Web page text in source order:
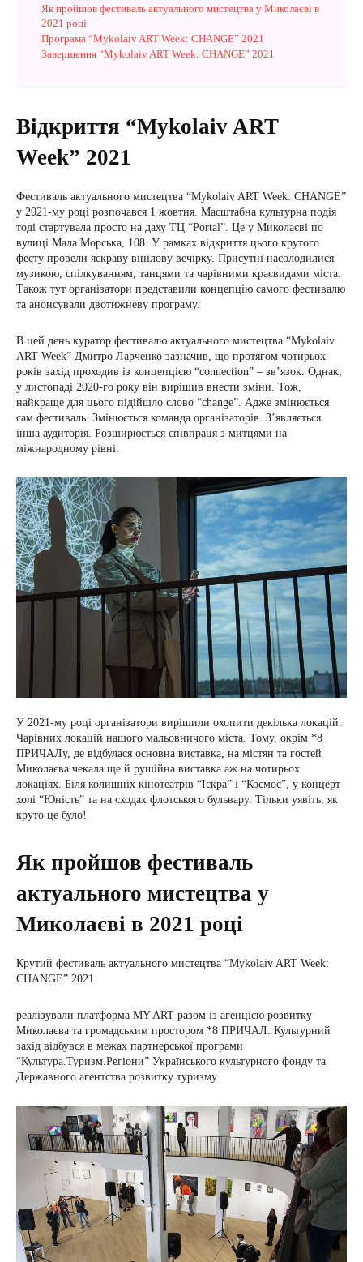
Як пройшов фестиваль актуального мистецтва у Миколаєві в
2021 році
Програма “Mykolaiv ART Week: CHANGE” 2021
Завершення “Mykolaiv ART Week: CHANGE” 2021
Відкриття “Mykolaiv ART
Week” 2021
Фестиваль актуального мистецтва “Mykolaiv ART Week: CHANGE”
у 2021-му році розпочався 1 жовтня. Масштабна культурна подія
тоді стартувала просто на даху ТЦ “Portal”. Це у Миколаєві по
вулиці Мала Морська, 108. У рамках відкриття цього крутого
фесту провели яскраву вінілову вечірку. Присутні насолодилися
музикою, спілкуванням, танцями та чарівними краєвидами міста.
Також тут організатори представили концепцію самого фестивалю
та анонсували двотижневу програму.
В цей день куратор фестивалю актуального мистецтва “Mykolaiv
ART Week” Дмитро Ларченко зазначив, що протягом чотирьох
років захід проходив із концепцією “connection” – зв’язок. Однак,
у листопаді 2020-го року він вирішив внести зміни. Тож,
найкраще для цього підійшло слово “change”. Адже змінюється
сам фестиваль. Змінюється команда організаторів. З’являється
інша аудиторія. Розширюється співпраця з митцями на
міжнародному рівні.
У 2021-му році організатори вирішили охопити декілька локацій.
Чарівних локацій нашого мальовничого міста. Тому, окрім *8
ПРИЧАЛу, де відбулася основна виставка, на містян та гостей
Миколаєва чекала ще й рушійна виставка аж на чотирьох
локаціях. Біля колишніх кінотеатрів “Іскра” і “Космос”, у концерт-
холі “Юність” та на сходах флотського бульвару. Тільки уявіть, як
круто це було!
Як пройшов фестиваль
актуального мистецтва у
Миколаєві в 2021 році
Крутий фестиваль актуального мистецтва “Mykolaiv ART Week:
CHANGE” 2021
реалізували платформа MY ART разом із агенцією розвитку
Миколаєва та громадським простором *8 ПРИЧАЛ. Культурний
захід відбувся в межах партнерської програми
“Культура.Туризм.Регіони” Українського культурного фонду та
Державного агентства розвитку туризму.